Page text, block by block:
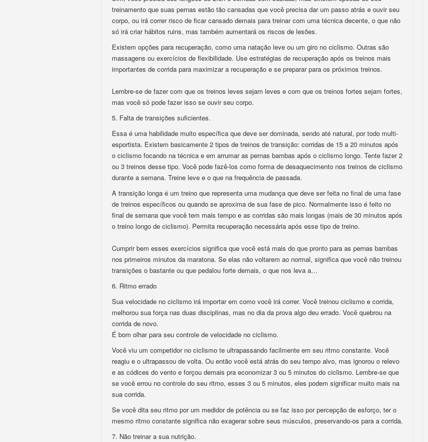
treinamento que suas pernas estão tão cansadas que você precisa dar um passo atrás e ouvir seu
corpo, ou irá correr risco de ficar cansado demais para treinar com uma técnica decente, o que não
só irá criar hábitos ruins, mas também aumentará os riscos de lesões.
Existem opções para recuperação, como uma natação leve ou um giro no ciclismo. Outras são
massagens ou exercícios de flexibilidade. Use estratégias de recuperação após os treinos mais
importantes de corrida para maximizar a recuperação e se preparar para os próximos treinos.
Lembre-se de fazer com que os treinos leves sejam leves e com que os treinos fortes sejam fortes,
mas você só pode fazer isso se ouvir seu corpo.
5. Falta de transições suficientes.
Essa é uma habilidade muito específica que deve ser dominada, sendo até natural, por todo multi-
esportista. Existem basicamente 2 tipos de treinos de transição: corridas de 15 a 20 minutos após
o ciclismo focando na técnica e em arrumar as pernas bambas após o ciclismo longo. Tente fazer 2
ou 3 treinos desse tipo. Você pode fazê-los como forma de desaquecimento nos treinos de ciclismo
durante a semana. Treine leve e o que na frequência de passada.
A transição longa é um treino que representa uma mudança que deve ser feita no final de uma fase
de treinos específicos ou quando se aproxima de sua fase de pico. Normalmente isso é feito no
final de semana que você tem mais tempo e as corridas são mais longas (mais de 30 minutos após
o treino longo de ciclismo). Permita recuperação necessária após esse tipo de treino.
Cumprir bem esses exercícios significa que você está mais do que pronto para as pernas bambas
nos primeiros minutos da maratona. Se elas não voltarem ao normal, significa que você não treinou
transições o bastante ou que pedalou forte demais, o que nos leva a…
6. Ritmo errado
Sua velocidade no ciclismo irá importar em como você irá correr. Você treinou ciclismo e corrida,
melhorou sua força nas duas disciplinas, mas no dia da prova algo deu errado. Você quebrou na
corrida de novo.
É bom olhar para seu controle de velocidade no ciclismo.
Você viu um competidor no ciclismo te ultrapassando facilmente em seu ritmo constante. Você
reagiu e o ultrapassou de volta. Ou então você está atrás do seu tempo alvo, mas ignorou o relevo
e as códices do vento e forçou demais pra economizar 3 ou 5 minutos do ciclismo. Lembre-se que
se você errou no controle do seu ritmo, esses 3 ou 5 minutos, eles podem significar muito mais na
sua corrida.
Se você dita seu ritmo por um medidor de potência ou se faz isso por percepção de esforço, ter o
mesmo ritmo constante significa não exagerar sobre seus músculos, preservando-os para a corrida.
7. Não treinar a sua nutrição.